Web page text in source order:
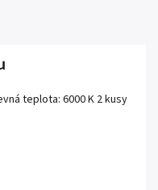
teplota: 6000 K 2 kusy